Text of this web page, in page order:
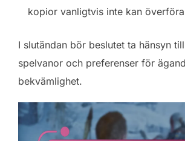
kopior vanligtvis inte kan
I slutändan bör beslutet ta hänsyn
spelvanor och preferenser för
bekvämlighet.